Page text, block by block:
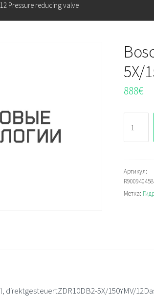
Pressure reducing valve
5X/
888€
Bosch
Rexroth
5X/
Pressure
reducing
Артикул:
R900940458
Метка:
direktgesteuertZDR10DB2-5X/150YMV/